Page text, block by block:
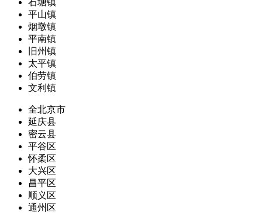
石塘镇
平山镇
烟墩镇
平南镇
旧州镇
太平镇
伯劳镇
文利镇
全北京市
延庆县
密云县
平谷区
怀柔区
大兴区
昌平区
顺义区
通州区